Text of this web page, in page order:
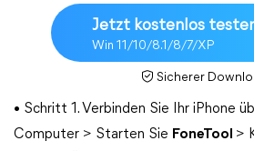
Jetzt kostenlos
Win 11/10/8.1/8/7/XP
Sicherer
• Schritt 1. Verbinden Sie Ihr iPhone
Computer > Starten Sie FoneTool >